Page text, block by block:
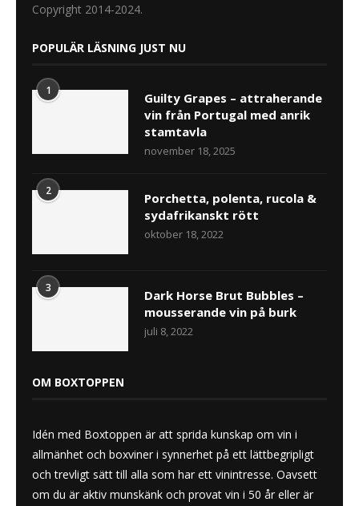
Copyright 2014-2024.
POPULÄR LÄSNING JUST NU
1
Guilty Grapes – attraherande
vin från Portugal med anrik
stamtavla
november 18, 2025
2
Porchetta, polenta, rucola &
sydafrikanskt rött
oktober 18, 2022
3
Dark Horse Brut Bubbles –
mousserande vin på burk
juli 8, 2022
OM BOXTOPPEN
Idén med Boxtoppen är att sprida kunskap om vin i
allmänhet och boxviner i synnerhet på ett lättbegripligt
och trevligt sätt till alla som har ett vinintresse. Oavsett
om du är aktiv munskänk och provat vin i 50 år eller är